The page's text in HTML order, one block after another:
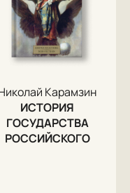
Карамзин
ИСТОРИЯ
ГОСУДАРСТВА
РОССИЙСКОГО